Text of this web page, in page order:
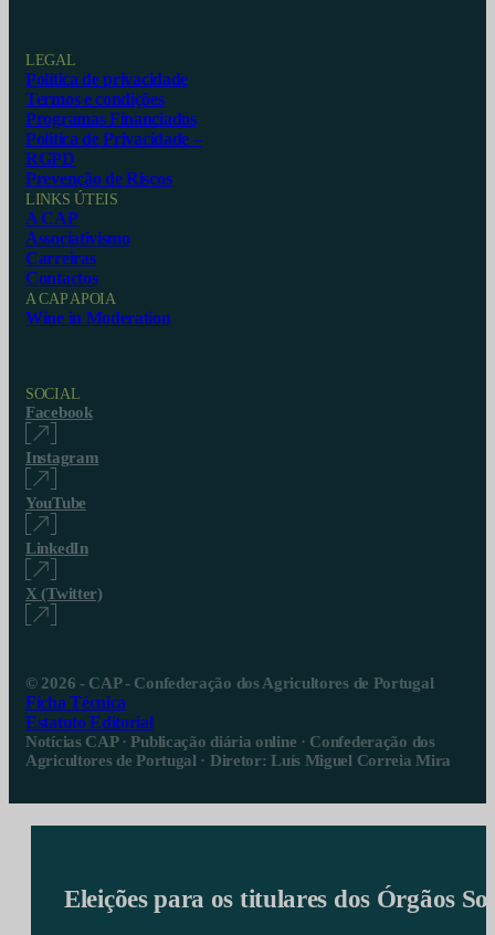
LEGAL
Política de privacidade
Termos e condições
Programas Financiados
Política de Privacidade –
RGPD
Prevenção de Riscos
LINKS ÚTEIS
A CAP
Associativismo
Carreiras
Contactos
A CAP APOIA
Wine in Moderation
SOCIAL
Facebook
Instagram
YouTube
LinkedIn
X (Twitter)
© 2026 - CAP - Confederação dos Agricultores de Portugal
Ficha Técnica
Estatuto Editorial
Notícias CAP · Publicação diária online · Confederação dos
Agricultores de Portugal · Diretor: Luís Miguel Correia Mira
Eleições para os titulares dos Órgãos